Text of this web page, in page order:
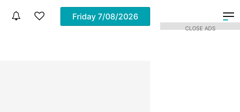
Friday 7/08/2026
CLOSE ADS